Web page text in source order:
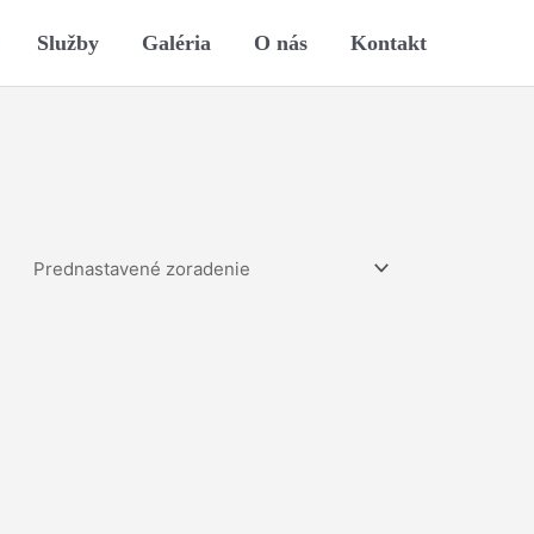
Služby Galéria O nás Kontakt